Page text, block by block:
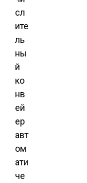
сл
ите
ль
ны
й
ко
нв
ей
ер
авт
ом
ати
че